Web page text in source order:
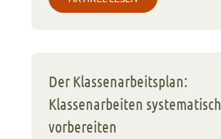
Der Klassenarbeitsplan:
Klassenarbeiten systematisch
vorbereiten